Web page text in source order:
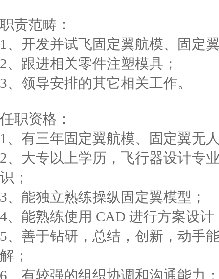
职责范畴：
1、开发并试飞固定翼航模、固定
2、跟进相关零件注塑模具；
3、领导安排的其它相关工作。
任职资格：
1、有三年固定翼航模、固定翼无
2、大专以上学历，飞行器设计专
识；
3、能独立熟练操纵固定翼模型；
4、能熟练使用 CAD 进行方案设计
5、善于钻研，总结，创新，动手
解；
6、有较强的组织协调和沟通能力